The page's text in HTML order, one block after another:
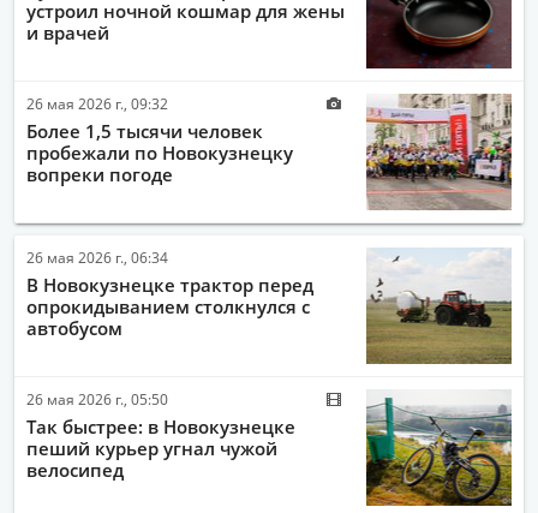
устроил ночной кошмар для жены
и врачей
26 мая 2026 г., 09:32
Более 1,5 тысячи человек
пробежали по Новокузнецку
вопреки погоде
26 мая 2026 г., 06:34
В Новокузнецке трактор перед
опрокидыванием столкнулся с
автобусом
26 мая 2026 г., 05:50
Так быстрее: в Новокузнецке
пеший курьер угнал чужой
велосипед